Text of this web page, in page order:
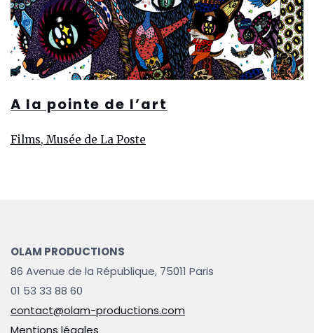
A la pointe de l’art
Films, Musée de La Poste
OLAM PRODUCTIONS
86 Avenue de la République, 75011 Paris
01 53 33 88 60
contact@olam-productions.com
Mentions légales